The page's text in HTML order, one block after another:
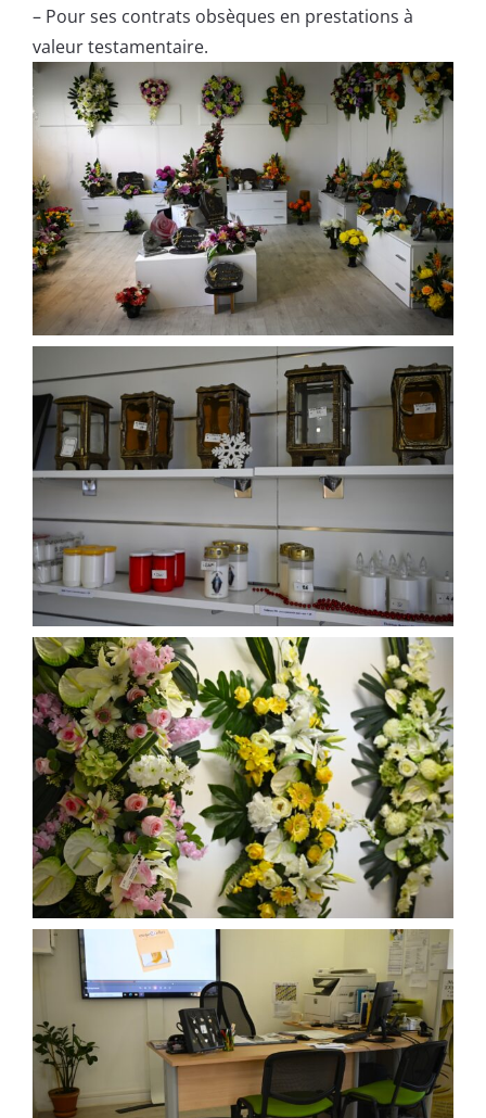
– Pour ses contrats obsèques en prestations à
valeur testamentaire.